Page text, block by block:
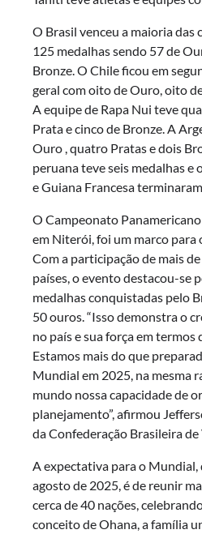
O Brasil venceu a maioria
125 medalhas sendo 57 de
Bronze. O Chile ficou em
geral com oito de Ouro, oito
A equipe de Rapa Nui teve
Prata e cinco de Bronze. A
Ouro , quatro Pratas e dois
peruana teve seis medalhas e
e Guiana Francesa
O Campeonato Panamericano
em Niterói, foi um marco para
Com a participação de mais
países, o evento destacou-se
medalhas conquistadas pelo
50 ouros. “Isso demonstra o
no país e sua força em termos
Estamos mais do que
Mundial em 2025, na mesma
mundo nossa capacidade de
planejamento”, afirmou
da Confederação Brasileira de
A expectativa para o Mundial,
agosto de 2025, é de reunir
cerca de 40 nações,
conceito de Ohana, a família